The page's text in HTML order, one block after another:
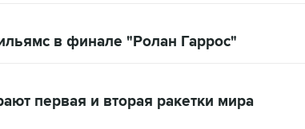
в финале "Ролан Гаррос"
первая и вторая ракетки мира